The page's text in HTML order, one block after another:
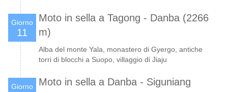
Giorno
11
Moto in sella a Tagong - Danba (2266
m)
Alba del monte Yala, monastero di Gyergo, antiche
torri di blocchi a Suopo, villaggio di Jiaju
Giorno
Moto in sella a Danba - Siguniang